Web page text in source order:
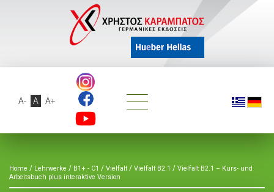
A- A A+
Home / Lehrwerke / B1+ - C1 / Vielfalt / Vielfalt B2.1 / Vielfalt B2.1 – Kurs- und
Arbeitsbuch plus interaktive Version